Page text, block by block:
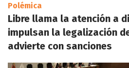
Polémica
Libre llama la atención a
impulsan la legalización
advierte con sanciones